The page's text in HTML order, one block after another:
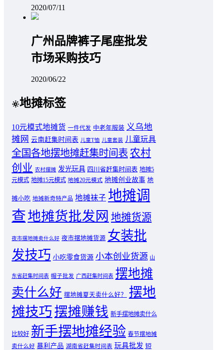
2020/07/11
广州品牌裤子尾座批发
市场采购技巧
2020/06/22
地摊标签
10元模式地摊货 一件代发 中老年服装 义乌地
摊网 云南赶集时间表 儿童T恤 儿童套装 儿童玩具
全国各地摆地摊赶集时间表 农村
创业 农村摆摊 发光玩具 四川省赶集时间表 地摊5
元模式 地摊15元模式 地摊20元模式 地摊创业故事 地
摊小吃 地摊新奇特产品 地摊袜子 地摊调
查地摊货批发网 地摊货源
夜市摆地摊卖什么好 夜市摆地摊货源 女装批
发技巧 小吃零食货源 小本创业货源 山
东省赶集时间表 帽子批发 广西赶集时间表 摆地摊
卖什么好 摆地摊夏天卖什么好？
摆地
摊技巧摆摊赚钱 新手摆地摊卖什么
比较好 新手摆地摊经验 春节摆地摊
卖什么好 暴利产品 湖南省赶集时间表 玩具批发 短